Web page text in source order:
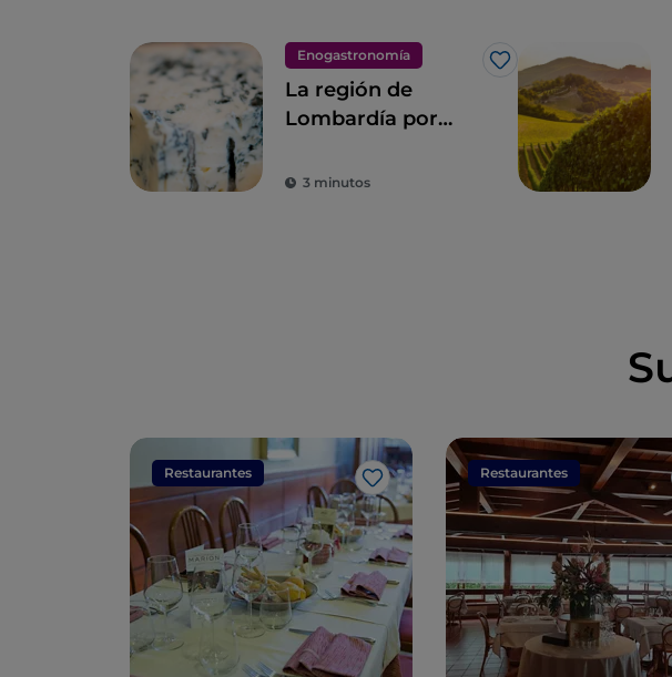
Enogastronomía
Me gusta
La región de
Lombardía por
de Edu Guedes
3 minutos
Restaurantes
Me gusta
Restaurantes